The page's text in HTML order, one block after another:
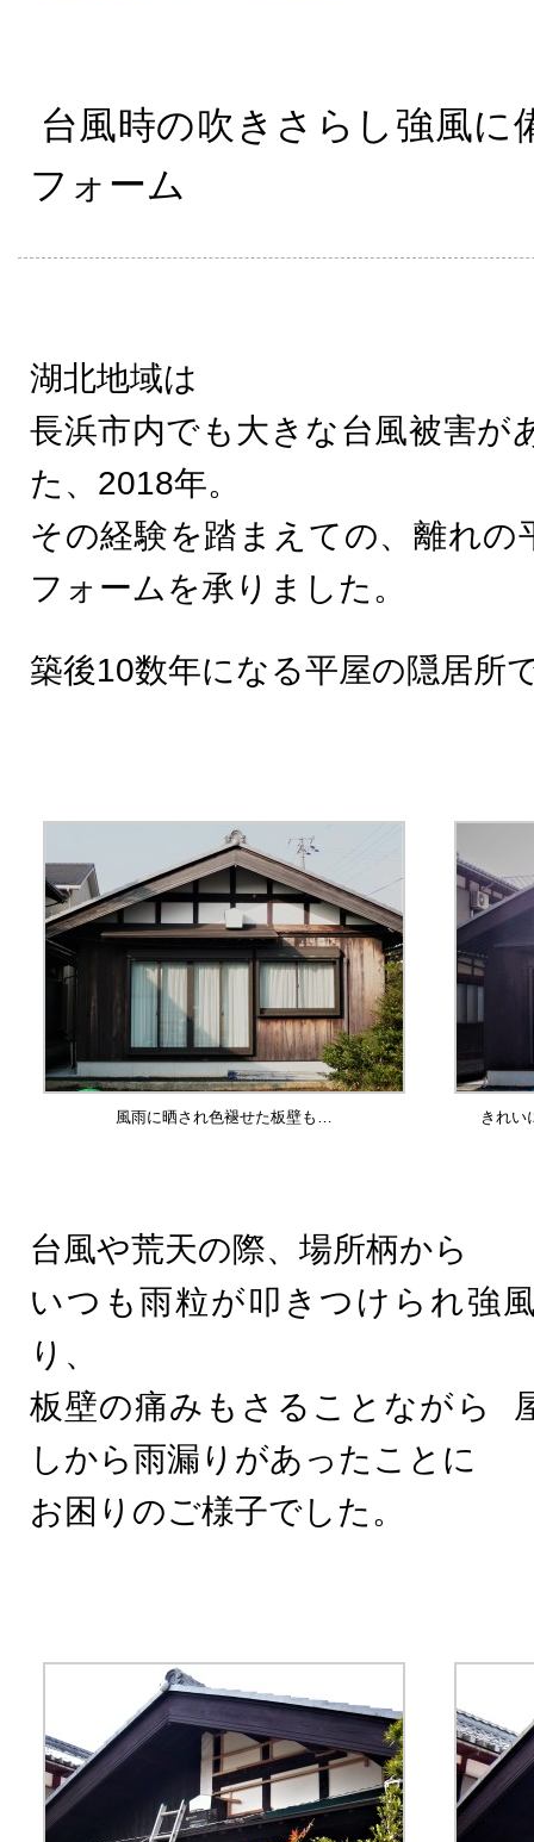
台風時の吹きさらし強風に
フォーム
湖北地域は
長浜市内でも大きな台風被害が
た、2018年。
その経験を踏まえての、離れの
フォームを承りました。
築後10数年になる平屋の隠居所
風雨に晒され色褪せた板壁も… きれい
台風や荒天の際、場所柄から
いつも雨粒が叩きつけられ強
り、
板壁の痛みもさることながら
しから雨漏りがあったことに
お困りのご様子でした。